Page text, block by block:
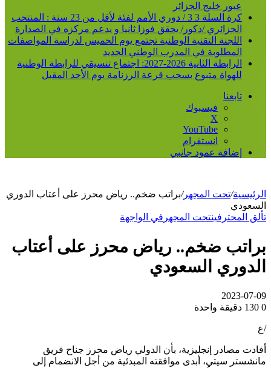
عبور خليج الجزائر
كرة السلة 3 3 / دوري الأمم لفئة لأقل من 23 سنة : المنتخب
الجزائري /ذكور/ يحقق فوزا ثانيا و يدعم مركزه في الصدارة
اللجنة التقنية الوطنية تجتمع يوم الخميس لدراسة المواصفات
المطلوبة في المدرب الوطني الجديد
الرابطة الثانية 2026-2027: اجتماع تنسيقي للرابطة الوطنية
للهواة متبوع بسحب قرعة الرزنامة يوم الأحد المقبل
تابعنا
فيسبوك
‫X
‫YouTube
انستقرام
إضافة عمود جانبي
الرئيسية/تحت المجهر/براتب ضخم.. رياض محرز على أعتاب الدوري
السعودي
تألق المحترفينتحت المجهر في الواجهة
براتب ضخم.. رياض محرز على أعتاب
الدوري السعودي
2023-07-09
0
دقيقة واحدة
/ع
أفادت مصادر إنجليزية، بأن الدولي رياض محرز جناح فريق
مانشستر سيتي، أبدى موافقته المبدئية من أجل الانضمام إلى